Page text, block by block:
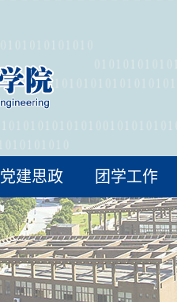
党建思政 团学工作